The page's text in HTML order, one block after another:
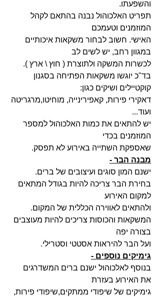
והשפעתו.
תפריט האלכוהול נבנה בהתאם לקהל
המוזמנים וטעמכם
האישי. חשוב לבחור משקאות איכותיים
במגוון רחב, יש לשים לב
לכשרות המשקה ולתוצרת ( חוץ \ ארץ ).
בד"כ יוגשו משקאות הפתיחה בסגנון
קוקטיילים ושיקים כגון:
דאקירי פירות, קאפירינייה, מוחיטו,מרגריטה
ועוד...
יש להתאים את כמות האלכוהול למספר
המוזמנים בכדי
שאספקת השתייה באירוע לא תפסק.
מבנה הבר -
ישנם המון סוגים ועיצובים של ברים.
בחירת הבר צריכה להיות בגודל המתאים
למקום האירוע
ולהתאים לאווירה הכללית של המקום.
המשקאות והכוסות צריכים להיות מעוצבים
בצורה יפה
ועל הבר להיראות אסטטי וסטרילי.
גימיקים נוספים -
בנוסף לאלכוהול ישנם ברים המשדרגים
את האירוע בעזרת
גימיקים של שיפודי ממתקים,שיפודי פירות,